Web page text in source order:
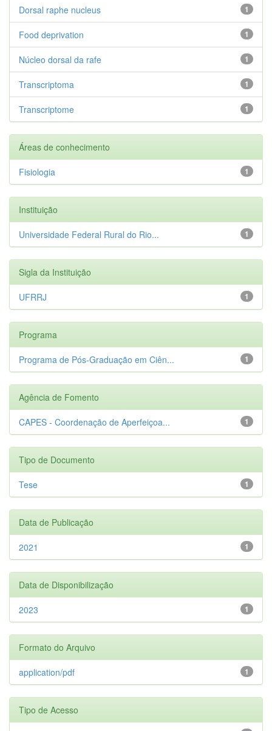
1
Dorsal raphe nucleus
1
Food deprivation
1
Núcleo dorsal da rafe
1
Transcriptoma
1
Transcriptome
Áreas de conhecimento
1
Fisiologia
Instituição
1
Universidade Federal Rural do Rio...
Sigla da Instituição
1
UFRRJ
Programa
1
Programa de Pós-Graduação em Ciên...
Agência de Fomento
1
CAPES - Coordenação de Aperfeiçoa...
Tipo de Documento
1
Tese
Data de Publicação
1
2021
Data de Disponibilização
1
2023
Formato do Arquivo
1
application/pdf
Tipo de Acesso